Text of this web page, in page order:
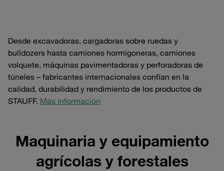
Desde excavadoras, cargadoras sobre ruedas y
bulldozers hasta camiones hormigoneras, camiones
volquete, máquinas pavimentadoras y perforadoras de
túneles – fabricantes internacionales confían en la
calidad, durabilidad y rendimiento de los productos de
STAUFF. Más información
Maquinaria y equipamiento
agrícolas y forestales